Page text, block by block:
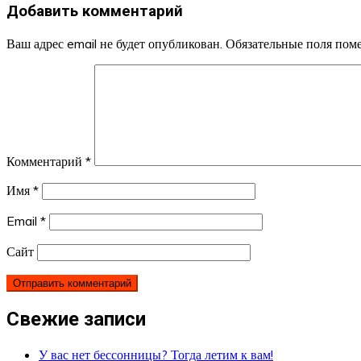
Добавить комментарий
Ваш адрес email не будет опубликован. Обязательные поля
Комментарий *
Имя *
Email *
Сайт
Свежие записи
У вас нет бессонницы? Тогда летим к вам!